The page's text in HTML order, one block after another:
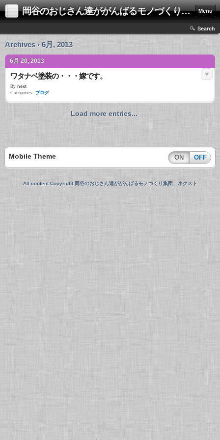
岡谷のおじさん達ががんばるモノづくり集団、ネクスト Menu
Search
Archives › 6月, 2013
6月 20, 2013
ワタナベ塗装の・・・嫁です。
By next
Categories: ブログ
Load more entries...
Mobile Theme ON OFF
All content Copyright 岡谷のおじさん達ががんばるモノづくり集団、ネクスト